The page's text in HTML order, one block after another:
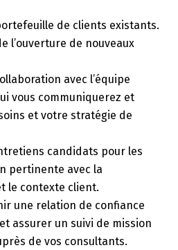
de clients existants.
l’ouverture de nouveaux
avec l’équipe
vous communiquerez et
et votre stratégie de
candidats pour les
pertinente avec la
le contexte client.
une relation de confiance
assurer un suivi de mission
de vos consultants.